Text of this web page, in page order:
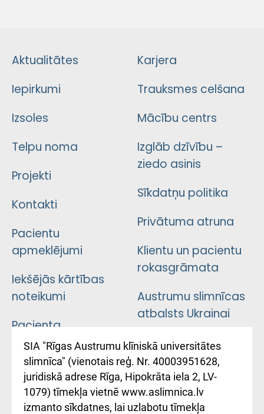
Aktualitātes
Iepirkumi
Izsoles
Telpu noma
Projekti
Kontakti
Pacientu
apmeklējumi
Iekšējās kārtības
noteikumi
Pacienta
atsauksmju/sūdzību
iesniegšanas
kārtība
Kā pie mums nokļūt
Karjera
Trauksmes celšana
Mācību centrs
Izglāb dzīvību –
ziedo asinis
Sīkdatņu politika
Privātuma atruna
Klientu un pacientu
rokasgrāmata
Austrumu slimnīcas
atbalsts Ukrainai
Підтримка Східної
лікарні та співпраця з
Україною
SIA "Rīgas Austrumu klīniskā universitātes
slimnīca" (vienotais reģ. Nr. 40003951628,
juridiskā adrese Rīga, Hipokrāta iela 2, LV-
1079) tīmekļa vietnē www.aslimnica.lv
izmanto sīkdatnes, lai uzlabotu tīmekļa